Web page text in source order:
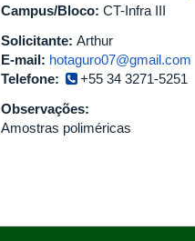
Campus/Bloco: CT-Infra III
Solicitante: Arthur
E-mail: hotaguro07@gmail.com
Telefone:
+55 34 3271-5251
Observações:
Amostras poliméricas